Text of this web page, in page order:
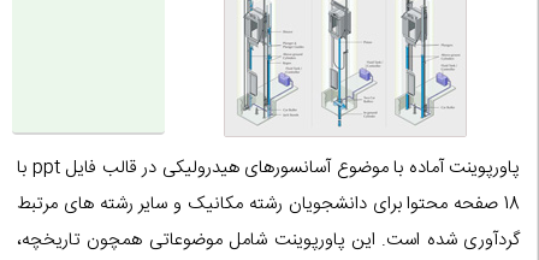
پاورپوینت آماده با موضوع آسانسورهای هیدرولیکی در قالب فایل ppt با
18 صفحه محتوا برای دانشجویان رشته مکانیک و سایر رشته های مرتبط
گردآوری شده است. این پاورپوینت شامل موضوعاتی همچون تاریخچه،